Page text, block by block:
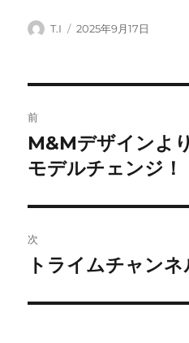
投
T.I
投
2025年9月17日
稿
ナ
ビ
ゲ
ー
シ
前
前
の
稿:
M&Mデザインよ
モデルチェンジ！
次
次
投
トライムチャン